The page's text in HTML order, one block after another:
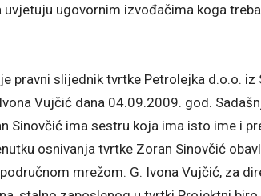
ugovornim izvođačima koga
pravni slijednik tvrtke Petrolejka d.o.o. iz
Vujčić dana 04.09.2009. god.
Sinovčić ima sestru koja ima isto ime i
osnivanja tvrtke Zoran Sinovčić
mrežom. G. Ivona Vujčić, za